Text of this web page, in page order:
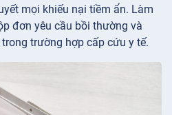
mọi khiếu nại tiềm ẩn. Làm
đơn yêu cầu bồi thường và
trường hợp cấp cứu y tế.